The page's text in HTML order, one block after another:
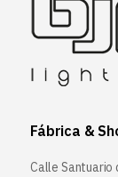
Fábrica &
Calle Santuario